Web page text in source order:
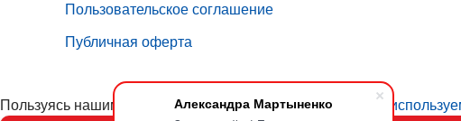
Александра Мартыненко
Пользовательское соглашение
Публичная оферта
Пользуясь нашим сайтом, вы соглашаетесь с тем, что мы